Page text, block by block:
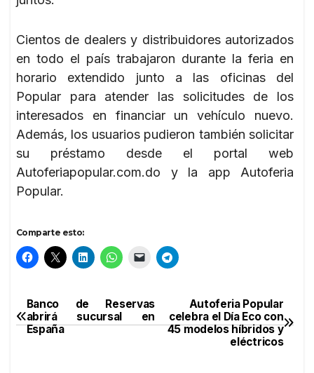
Cientos de dealers y distribuidores autorizados
en todo el país trabajaron durante la feria en
horario extendido junto a las oficinas del
Popular para atender las solicitudes de los
interesados en financiar un vehículo nuevo.
Además, los usuarios pudieron también solicitar
su préstamo desde el portal web
Autoferiapopular.com.do y la app Autoferia
Popular.
Comparte esto:
Navegación
de
Autoferia Popular
celebra el Día Eco con
45 modelos híbridos y
eléctricos
Banco de Reservas
abrirá sucursal en
España